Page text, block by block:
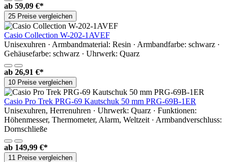
ab 59,09 €*
25 Preise vergleichen
Casio Collection W-202-1AVEF
Unisexuhren · Armbandmaterial: Resin · Armbandfarbe: schwarz ·
Gehäusefarbe: schwarz · Uhrwerk: Quarz
ab 26,91 €*
10 Preise vergleichen
Casio Pro Trek PRG-69 Kautschuk 50 mm PRG-69B-1ER
Unisexuhren, Herrenuhren · Uhrwerk: Quarz · Funktionen:
Höhenmesser, Thermometer, Alarm, Weltzeit · Armbandverschluss:
Dornschließe
ab 149,99 €*
11 Preise vergleichen